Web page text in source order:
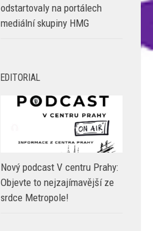
odstartovaly na portálech
mediální skupiny HMG
EDITORIAL
Nový podcast V centru Prahy:
Objevte to nejzajímavější ze
srdce Metropole!